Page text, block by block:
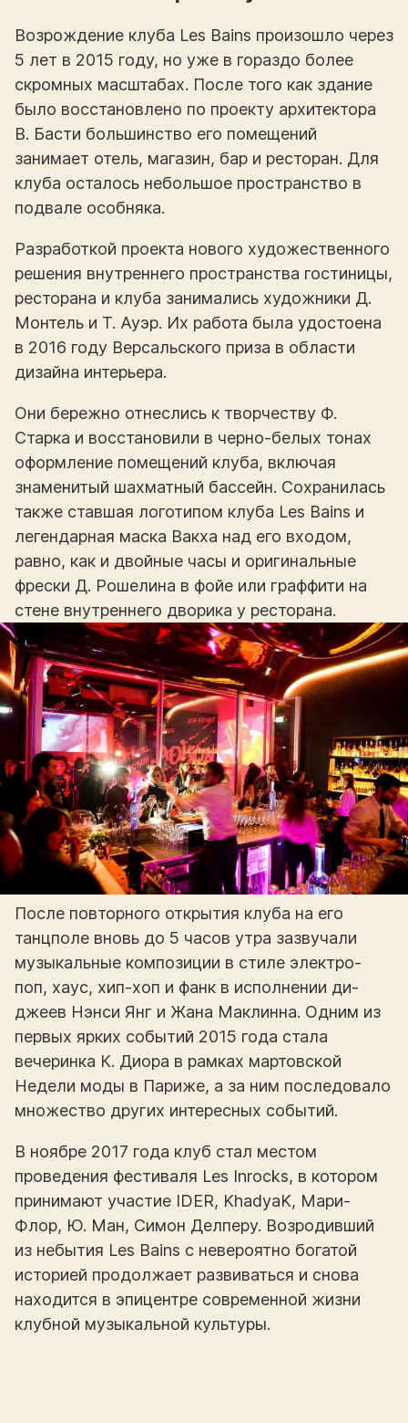
Возрождение клуба Les Bains произошло через
5 лет в 2015 году, но уже в гораздо более
скромных масштабах. После того как здание
было восстановлено по проекту архитектора
В. Басти большинство его помещений
занимает отель, магазин, бар и ресторан. Для
клуба осталось небольшое пространство в
подвале особняка.
Разработкой проекта нового художественного
решения внутреннего пространства гостиницы,
ресторана и клуба занимались художники Д.
Монтель и Т. Ауэр. Их работа была удостоена
в 2016 году Версальского приза в области
дизайна интерьера.
Они бережно отнеслись к творчеству Ф.
Старка и восстановили в черно-белых тонах
оформление помещений клуба, включая
знаменитый шахматный бассейн. Сохранилась
также ставшая логотипом клуба Les Bains и
легендарная маска Вакха над его входом,
равно, как и двойные часы и оригинальные
фрески Д. Рошелина в фойе или граффити на
стене внутреннего дворика у ресторана.
После повторного открытия клуба на его
танцполе вновь до 5 часов утра зазвучали
музыкальные композиции в стиле электро-
поп, хаус, хип-хоп и фанк в исполнении ди-
джеев Нэнси Янг и Жана Маклинна. Одним из
первых ярких событий 2015 года стала
вечеринка К. Диора в рамках мартовской
Недели моды в Париже, а за ним последовало
множество других интересных событий.
В ноябре 2017 года клуб стал местом
проведения фестиваля Les Inrocks, в котором
принимают участие IDER, KhadyaK, Мари-
Флор, Ю. Ман, Симон Делперу. Возродивший
из небытия Les Bains с невероятно богатой
историей продолжает развиваться и снова
находится в эпицентре современной жизни
клубной музыкальной культуры.